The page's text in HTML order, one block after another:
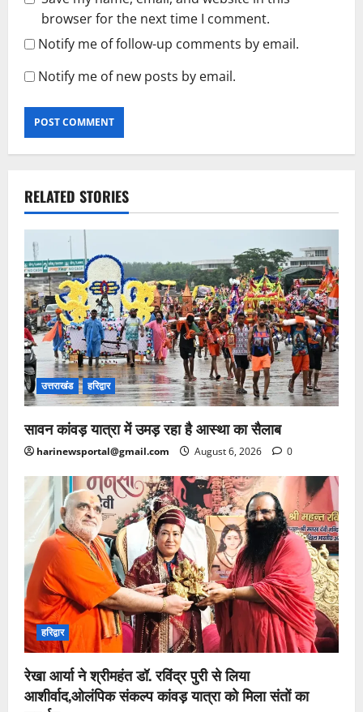
browser for the next time I comment.
Notify me of follow-up comments by email.
Notify me of new posts by email.
RELATED STORIES
उत्तराखंड हरिद्वार
सावन कांवड़ यात्रा में उमड़ रहा है आस्था का सैलाब
harinewsportal@gmail.com August 6, 2026 0
हरिद्वार
रेखा आर्या ने श्रीमहंत डॉ. रविंद्र पुरी से लिया
आशीर्वाद,ओलंपिक संकल्प कांवड़ यात्रा को मिला संतों का